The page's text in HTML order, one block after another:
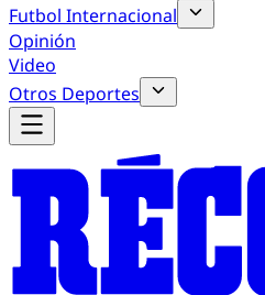
Futbol Internacional
Opinión
Video
Otros Deportes